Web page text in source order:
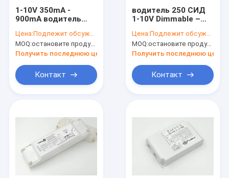
1-10V 350mA -
900mA водитель
с функцией памяти
Цена:Подлежит обсуждению
MOQ:остановите продукцию, не доступную.
Получить последнюю цену
Контакт
водитель 250 СИД
1-10V Dimmable –
высокой
эффективности
затемняя водителя
Цена:Подлежит обсуждению
MOQ:остановите продукцию, не доступную.
Получить последнюю цену
Контакт